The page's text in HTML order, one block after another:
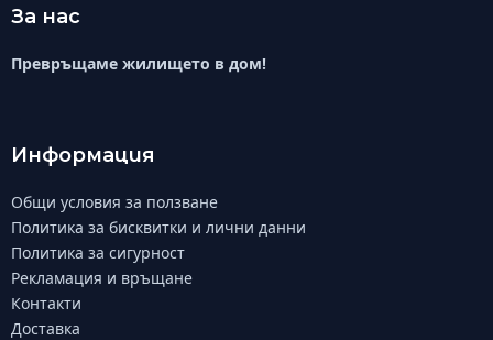
За нас
Превръщаме жилището в дом!
Информация
Общи условия за ползване
Политика за бисквитки и лични данни
Политика за сигурност
Рекламация и връщане
Контакти
Доставка